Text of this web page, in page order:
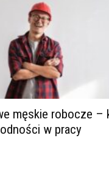
męskie robocze –
w pracy